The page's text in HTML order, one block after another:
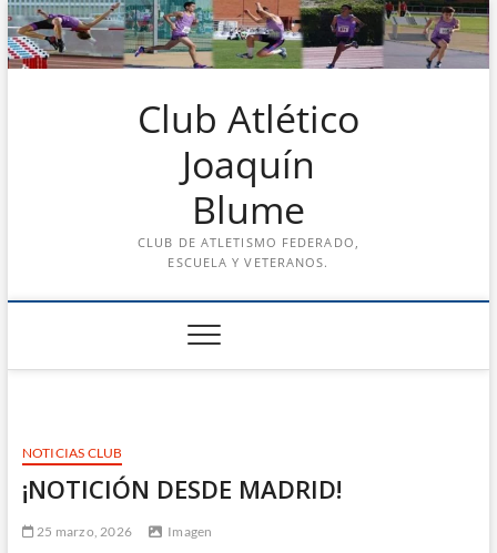
Saltar
al
contenido
Club Atlético
Joaquín
Blume
CLUB DE ATLETISMO FEDERADO,
ESCUELA Y VETERANOS.
NOTICIAS CLUB
¡NOTICIÓN DESDE MADRID!
25 marzo, 2026 Imagen